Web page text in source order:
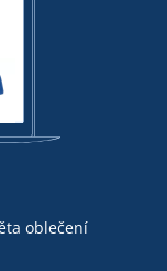
oblečení